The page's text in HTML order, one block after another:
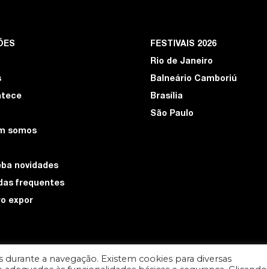
somos
novidades
frequentes
expor
FESTIVAIS 2026
Rio de Janeiro
Balneário Camboriú
Brasília
São Paulo
a navegação. Existem cookies para diversas